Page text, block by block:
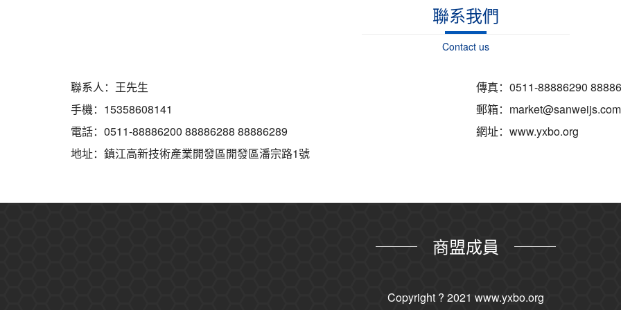
聯系我們
Contact us
聯系人：王先生
手機：15358608141
電話：0511-88886200 88886288 88886289
地址：鎮江高新技術產業開發區開發區潘宗路1號
傳真：0511-88886290
郵箱：market@sanweijs.com
網址：www.yxbo.org
商盟成員
Copyright ? 2021 www.yxbo.org